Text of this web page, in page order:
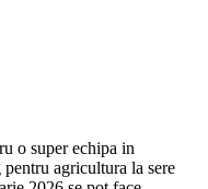
o super echipa in
agricultura la sere